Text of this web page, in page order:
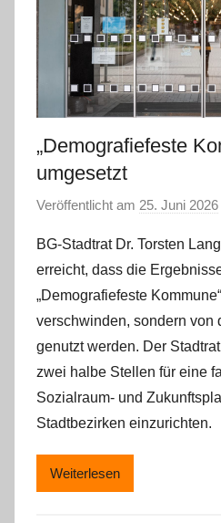
„Demografiefeste
umgesetzt
Veröffentlicht am 25. Juni 2026
BG-Stadtrat Dr. Torsten
erreicht, dass die
„Demografiefeste
verschwinden, sondern von
genutzt werden. Der
zwei halbe Stellen für eine
Sozialraum- und
Stadtbezirken einzurichten.
Weiterlesen